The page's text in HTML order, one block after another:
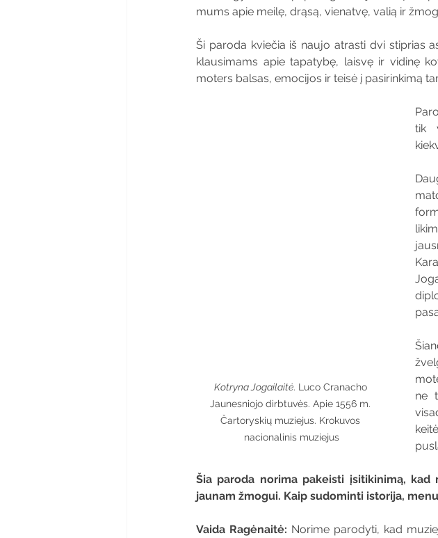
mums apie meilę, drąsą, vienatvę, valią ir
Ši paroda kviečia iš naujo atrasti dvi stiprias
klausimams apie tapatybę, laisvę ir vidinę
moters balsas, emocijos ir teisė į pasirinkimą
Kotryna Jogailaitė. Luco Cranacho
Jaunesniojo dirbtuvės. Apie 1556 m.
Čartoryskių muziejus. Krokuvos
nacionalinis muziejus
tik
ne
Šia paroda norima pakeisti įsitikinimą,
jaunam žmogui. Kaip sudominti istorija,
Vaida Ragėnaitė: Norime parodyti, kad